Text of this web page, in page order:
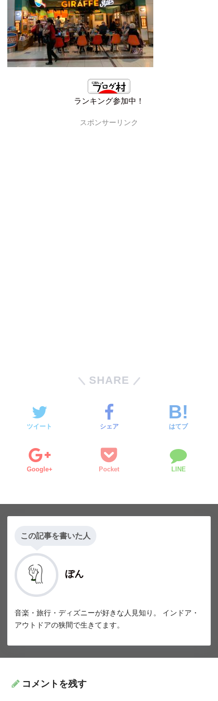
ランキング参加中！
スポンサーリンク
SHARE
ツイート シェア はてブ
Google+ Pocket LINE
この記事を書いた人
ぽん
音楽・旅行・ディズニーが好きな人見知り。 インドア・
アウトドアの狭間で生きてます。
コメントを残す